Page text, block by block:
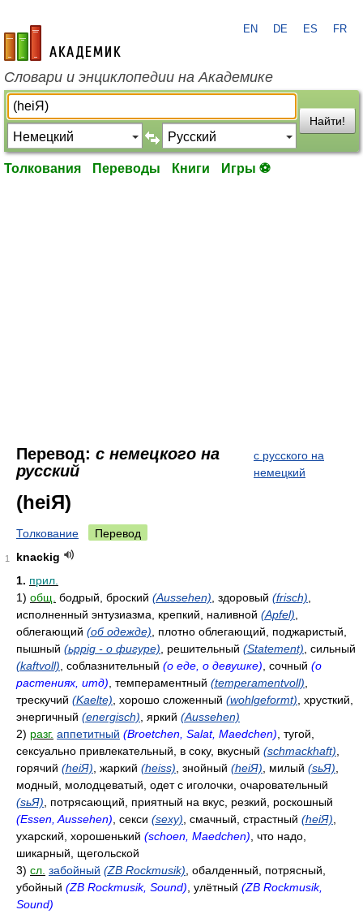
academic.ru
EN DE ES FR
Словари и энциклопедии на Академике
Найти!
Толкования Переводы Книги Игры ⚽
Перевод: с немецкого на
русский
с русского на
немецкий
(heiЯ)
Толкование Перевод
1
knackig
1. прил.
1) общ. бодрый, броский (Aussehen) , здоровый (frisch)
исполненный энтузиазма, крепкий, наливной (Apfel)
облегающий (об одежде) , плотно облегающий, поджаристый,
пышный (ьppig - о фигуре) , решительный (Statement) , сильный
(kaftvoll) , соблазнительный (о еде, о девушке) , сочный (о
растениях, итд) , темпераментный (temperamentvoll)
трескучий (Kaelte) , хорошо сложенный (wohlgeformt) , хрусткий,
энергичный (energisch) , яркий (Aussehen)
2) разг. аппетитный (Broetchen, Salat, Maedchen) , тугой,
cексуально привлекательный, в соку, вкусный (schmackhaft)
горячий (heiЯ) , жаркий (heiss) , знойный (heiЯ) , милый (sьЯ)
модный, молодцеватый, одет с иголочки, очаровательный
(sьЯ) , потрясающий, приятный на вкус, резкий, роскошный
(Essen, Aussehen) , секси (sexy) , смачный, страстный (heiЯ)
ухарский, хорошенький (schoen, Maedchen) , что надо,
шикарный, щегольской
3) сл. забойный (ZB Rockmusik) , обалденный, потрясный,
убойный (ZB Rockmusik, Sound) , улётный (ZB Rockmusik,
Sound)